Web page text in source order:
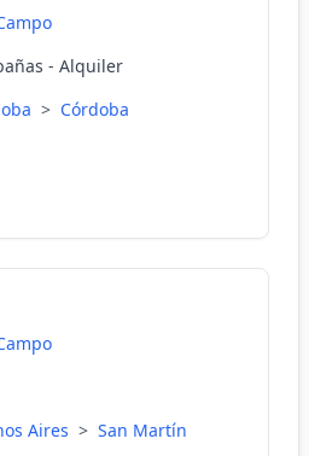
- Alquiler
> Córdoba
Aires > San Martín